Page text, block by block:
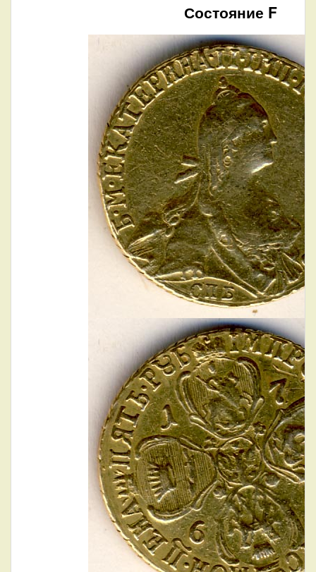
Состояние F